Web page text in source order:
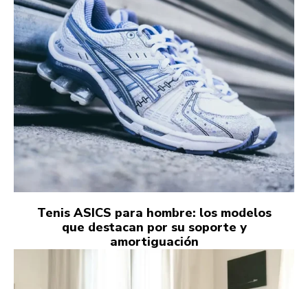
Tenis ASICS para hombre: los modelos
que destacan por su soporte y
amortiguación